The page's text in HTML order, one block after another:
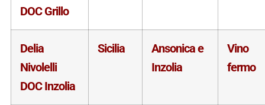
DOC Grillo
Delia
Nivolelli
DOC Inzolia
Sicilia
Ansonica e
Inzolia
Vino
fermo